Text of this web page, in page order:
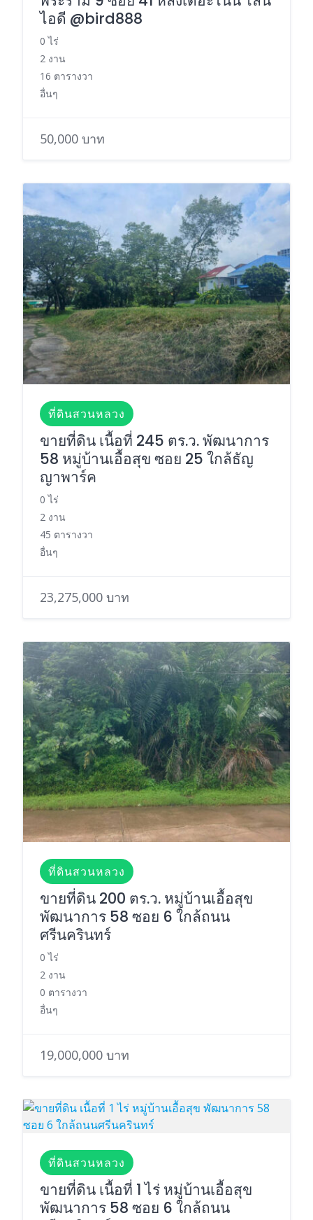
ไอดี @bird888
0 ไร่
2 งาน
16 ตารางวา
อื่นๆ
50,000 บาท
ที่ดินสวนหลวง
ขายที่ดิน เนื้อที่ 245 ตร.ว. พัฒนาการ
58 หมู่บ้านเอื้อสุข ซอย 25 ใกล้ธัญ
ญาพาร์ค
0 ไร่
2 งาน
45 ตารางวา
อื่นๆ
23,275,000 บาท
ที่ดินสวนหลวง
ขายที่ดิน 200 ตร.ว. หมู่บ้านเอื้อสุข
พัฒนาการ 58 ซอย 6 ใกล้ถนน
ศรีนครินทร์
0 ไร่
2 งาน
0 ตารางวา
อื่นๆ
19,000,000 บาท
ที่ดินสวนหลวง
ขายที่ดิน เนื้อที่ 1 ไร่ หมู่บ้านเอื้อสุข
พัฒนาการ 58 ซอย 6 ใกล้ถนน